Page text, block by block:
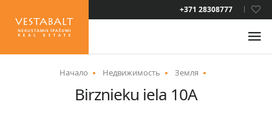
+371 28308777
LAT
ENG
Начало Недвижимость Земля
Birznieku iela 10A